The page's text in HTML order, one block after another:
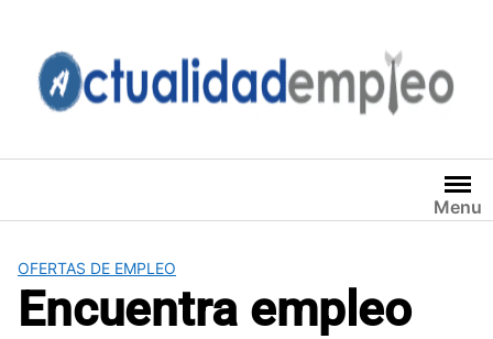
contenido
Menu
OFERTAS DE EMPLEO
Encuentra empleo